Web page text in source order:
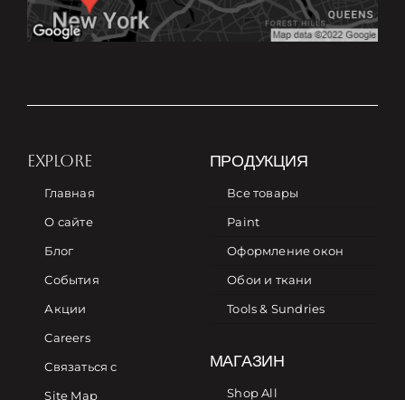
EXPLORE
Главная
О сайте
Блог
События
Акции
Careers
Связаться с
Site Map
ПРОДУКЦИЯ
Все товары
Paint
Оформление окон
Обои и ткани
Tools & Sundries
МАГАЗИН
Shop All